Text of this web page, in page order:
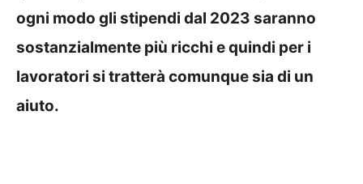
ogni modo gli stipendi dal 2023 saranno
sostanzialmente più ricchi e quindi per i
lavoratori si tratterà comunque sia di un
aiuto.